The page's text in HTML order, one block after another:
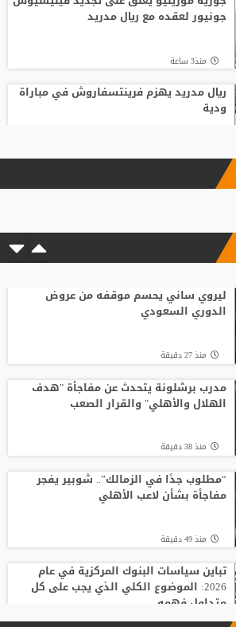
جونيور لعقده مع ريال مدريد
منذ3 ساعة
ريال مدريد يهزم فرينتسفاروش في مباراة
ودية
زلزال استثماري في جدة.. أول تحرك رسمي
على أزمة ألفاريز
باريس سان جيرمان يتوصل إلى اتفاق مع
فيران توريس
لوكا زيدان يودع غرناطة ويوقع لناد إسباني
جديد
ليروي ساني يحسم موقفه من عروض
الدوري السعودي
منذ 27 دقيقة
مدرب برشلونة يتحدث عن مفاجأة "هدف
الهلال والأهلي" والقرار الصعب
منذ 38 دقيقة
“مطلوب جدًا في الزمالك”.. شوبير يفجر
مفاجأة بشأن لاعب الأهلي
منذ 49 دقيقة
تباين سياسات البنوك المركزية في عام
2026: الموضوع الكلي الذي يجب على كل
متداول فهمه